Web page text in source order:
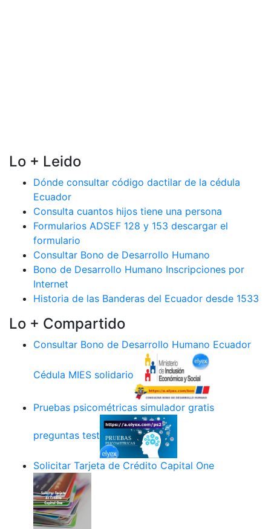
Lo + Leido
Dónde consultar código dactilar de la cédula
Ecuador
Consulta cuantos hijos tiene una persona
Formularios ADSEF 128 y 153 descargar el
formulario
Consultar Bono de Desarrollo Humano
Bono de Desarrollo Humano Inscripciones por
Internet
Historia de las Banderas del Ecuador desde 1533
Lo + Compartido
Consultar Bono de Desarrollo Humano Ecuador
Cédula MIES solidario
Pruebas psicométricas simulador gratis
preguntas test
Solicitar Tarjeta de Crédito Capital One